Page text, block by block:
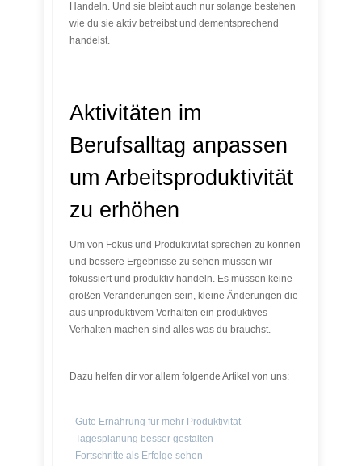
Handeln. Und sie bleibt auch nur solange bestehen
wie du sie aktiv betreibst und dementsprechend
handelst.
Aktivitäten im
Berufsalltag anpassen
um Arbeitsproduktivität
zu erhöhen
Um von Fokus und Produktivität sprechen zu können
und bessere Ergebnisse zu sehen müssen wir
fokussiert und produktiv handeln. Es müssen keine
großen Veränderungen sein, kleine Änderungen die
aus unproduktivem Verhalten ein produktives
Verhalten machen sind alles was du brauchst.
Dazu helfen dir vor allem folgende Artikel von uns:
- Gute Ernährung für mehr Produktivität
- Tagesplanung besser gestalten
- Fortschritte als Erfolge sehen